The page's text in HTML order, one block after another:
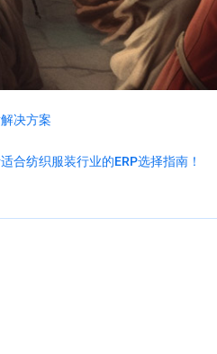
决方案
合纺织服装行业的ERP选择指南！